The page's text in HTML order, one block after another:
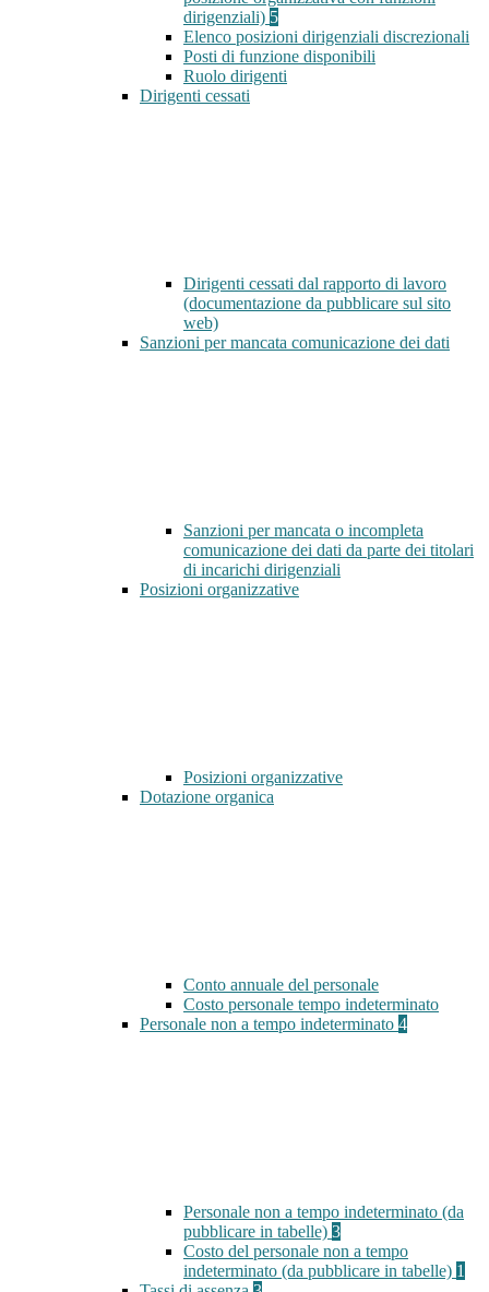
dirigenziali) 5
Elenco posizioni dirigenziali discrezionali
Posti di funzione disponibili
Ruolo dirigenti
Dirigenti cessati
Dirigenti cessati dal rapporto di lavoro
(documentazione da pubblicare sul sito
web)
Sanzioni per mancata comunicazione dei dati
Sanzioni per mancata o incompleta
comunicazione dei dati da parte dei titolari
di incarichi dirigenziali
Posizioni organizzative
Posizioni organizzative
Dotazione organica
Conto annuale del personale
Costo personale tempo indeterminato
Personale non a tempo indeterminato 4
Personale non a tempo indeterminato (da
pubblicare in tabelle) 3
Costo del personale non a tempo
indeterminato (da pubblicare in tabelle) 1